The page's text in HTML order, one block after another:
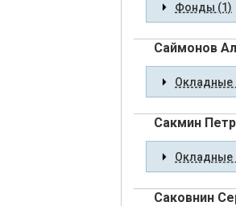
Фонды (1)
Саймонов
Окладные
Сакмин
Окладные
Саковнин